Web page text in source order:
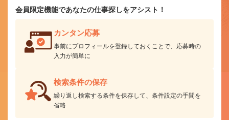
会員限定機能であなたの仕事探しをアシスト！
カンタン応募
事前にプロフィールを登録しておくことで、応募時の
入力が簡単に
検索条件の保存
繰り返し検索する条件を保存して、条件設定の手間を
省略